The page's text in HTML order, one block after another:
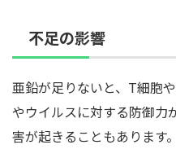
不足の影響
亜鉛が足りないと、T細胞
やウイルスに対する防御力
害が起きることもあります。